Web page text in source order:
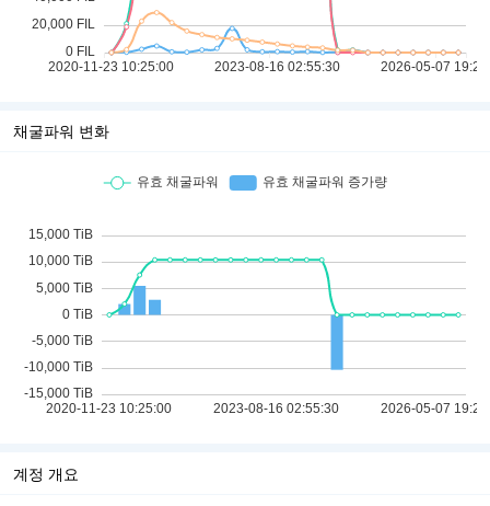
채굴파워 변화
계정 개요